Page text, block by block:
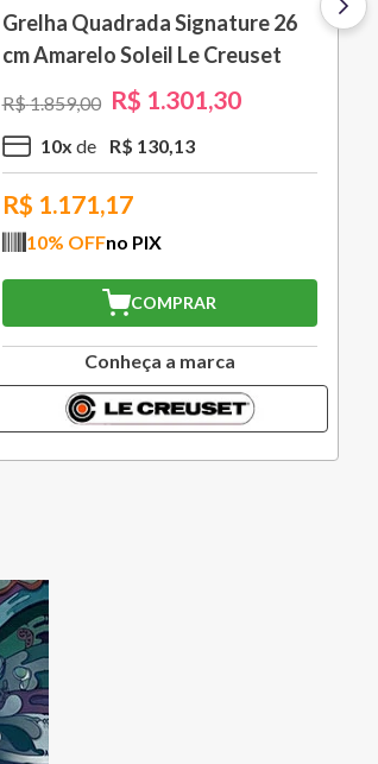
Grelha Quadrada Signature 26
cm Amarelo Soleil Le Creuset
R$1.859,00 R$ 1.301,30
10x R$ 130, 13
R$ 1.171,17
10% OFFno PIX
COMPRAR
Conheça a marca